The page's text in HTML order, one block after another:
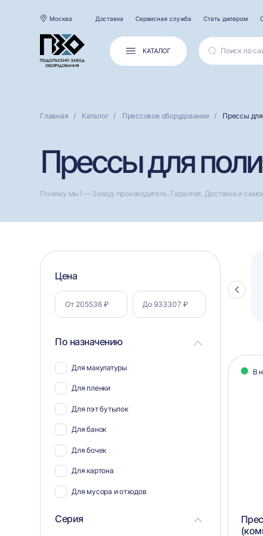
Москва Доставка Сервисная служба Стать дилером
КАТАЛОГ
Главная Каталог Прессовое оборудование Прессы
Прессы для
Почему мы? — Завод-производитель. Гарантия. Доставка и
Фильтр
по
параметрам
Цена
По назначению
Для макулатуры
Для пленки
Для пэт бутылок
Для банок
Для бочек
Для картона
Для мусора и отходов
Серия
Стрелка
Полуавтоматический паллетоупаковщик
ПЗО BPW-2000
В